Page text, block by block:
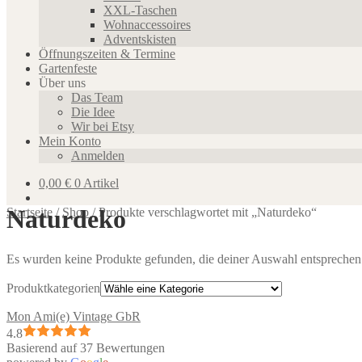
XXL-Taschen
Wohnaccessoires
Adventskisten
Öffnungszeiten & Termine
Gartenfeste
Über uns
Das Team
Die Idee
Wir bei Etsy
Mein Konto
Anmelden
0,00 € 0 Artikel
Startseite / Shop /Produkte verschlagwortet mit „Naturdeko“
Naturdeko
Es wurden keine Produkte gefunden, die deiner Auswahl
Produktkategorien
Mon Ami(e) Vintage GbR
4.8
Basierend auf 37 Bewertungen